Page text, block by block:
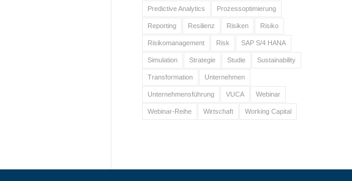
Predictive Analytics Prozessoptimierung
Reporting Resilienz Risiken Risiko
Risikomanagement Risk SAP S/4 HANA
Simulation Strategie Studie Sustainability
Transformation Unternehmen
Unternehmensführung VUCA Webinar
Webinar-Reihe Wirtschaft Working Capital